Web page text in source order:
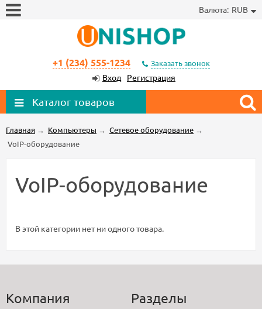
Валюта: RUB
+1 (234) 555-1234 Заказать звонок
Вход Регистрация
Каталог товаров
Главная → Компьютеры → Сетевое оборудование →
VoIP-оборудование
VoIP-оборудование
В этой категории нет ни одного товара.
Компания Разделы